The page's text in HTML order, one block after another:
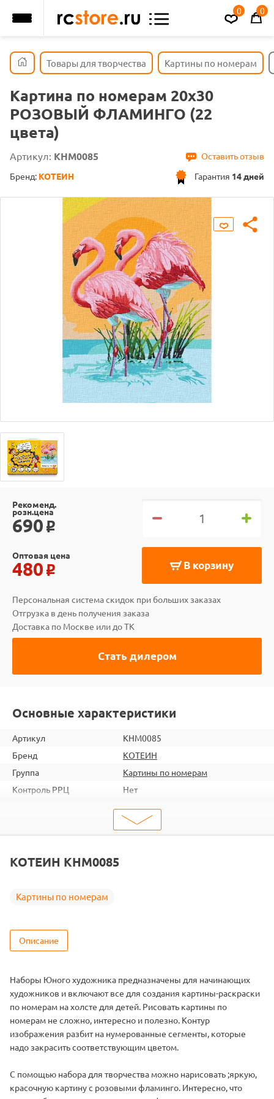
0 0
Товары для творчества Картины по номерам
Картина по номерам 20х30
РОЗОВЫЙ ФЛАМИНГО (22
цвета)
Артикул: KHM0085
Оставить отзыв
Гарантия 14 дней
Бренд: КОТЕИН
Рекоменд.
розн.цена
690 o
В корзину
Оптовая цена
480 o
Персональная система скидок при больших заказах
Отгрузка в день получения заказа
Доставка по Москве или до ТК
Стать дилером
Основные характеристики
Артикул
KHM0085
Бренд
КОТЕИН
Группа
Картины по номерам
Контроль РРЦ
Нет
66
4660011883403
Тема
Цвет
КОТЕИН KHM0085
Картины по номерам
Описание
Наборы Юного художника предназначены для начинающих
художников и включают все для создания картины-раскраски
по номерам на холсте для детей. Рисовать картины по
номерам не сложно, интересно и полезно. Контур
изображения разбит на нумерованные сегменты, которые
надо закрасить соответствующим цветом.
С помощью набора для творчества можно нарисовать ;яркую,
красочную картину с розовыми фламинго. Интересно, что